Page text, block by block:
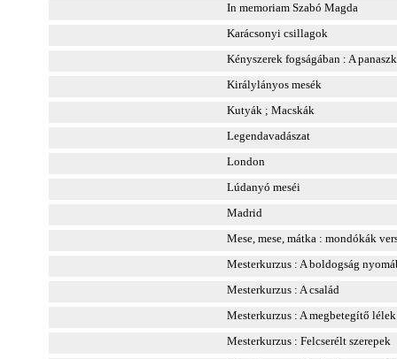
In memoriam Szabó Magda
Karácsonyi csillagok
Kényszerek fogságában : A
Királylányos mesék
Kutyák ; Macskák
Legendavadászat
London
Lúdanyó meséi
Madrid
Mese, mese, mátka : mondókák
Mesterkurzus : A boldogság
Mesterkurzus : A család
Mesterkurzus : A megbetegítő lélek
Mesterkurzus : Felcserélt szerepek